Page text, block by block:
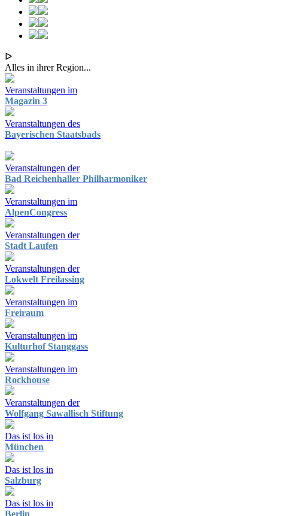
ᐅ
Alles in ihrer Region...
Veranstaltungen im
Magazin 3
Veranstaltungen des
Bayerischen Staatsbads
Veranstaltungen der
Bad Reichenhaller Philharmoniker
Veranstaltungen im
AlpenCongress
Veranstaltungen der
Stadt Laufen
Veranstaltungen der
Lokwelt Freilassing
Veranstaltungen im
Freiraum
Veranstaltungen im
Kulturhof Stanggass
Veranstaltungen im
Rockhouse
Veranstaltungen der
Wolfgang Sawallisch Stiftung
Das ist los in
München
Das ist los in
Salzburg
Das ist los in
Berlin